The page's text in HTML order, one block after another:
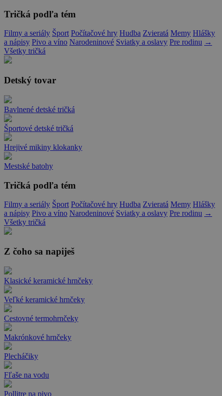
Tričká podľa tém
Filmy a seriály Šport Počítačové hry Hudba Zvieratá Memy Hlášky
a nápisy Pivo a víno Narodeninové Sviatky a oslavy Pre rodinu →
Všetky tričká
Detský tovar
Bavlnené detské tričká
Športové detské tričká
Hrejivé mikiny klokanky
Mestské batohy
Tričká podľa tém
Filmy a seriály Šport Počítačové hry Hudba Zvieratá Memy Hlášky
a nápisy Pivo a víno Narodeninové Sviatky a oslavy Pre rodinu →
Všetky tričká
Z čoho sa napiješ
Klasické keramické hrnčeky
Veľké keramické hrnčeky
Cestovné termohrnčeky
Makrónkové hrnčeky
Plecháčiky
Fľaše na vodu
Pollitre na pivo